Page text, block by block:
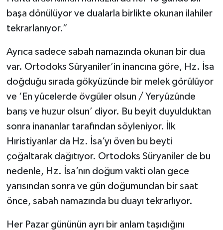
başa dönülüyor ve dualarla birlikte okunan ilahiler
tekrarlanıyor.”
Ayrıca sadece sabah namazında okunan bir dua
var. Ortodoks Süryaniler’in inancına göre, Hz. İsa
doğduğu sırada gökyüzünde bir melek görülüyor
ve ‘En yücelerde övgüler olsun / Yeryüzünde
barış ve huzur olsun’ diyor. Bu beyit duyulduktan
sonra inananlar tarafından söyleniyor. İlk
Hıristiyanlar da Hz. İsa’yı öven bu beyti
çoğaltarak dağıtıyor. Ortodoks Süryaniler de bu
nedenle, Hz. İsa’nın doğum vakti olan gece
yarısından sonra ve gün doğumundan bir saat
önce, sabah namazında bu duayı tekrarlıyor.
Her Pazar gününün ayrı bir anlam taşıdığını